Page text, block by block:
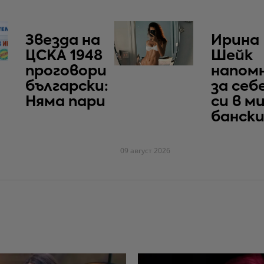
Звезда на
ЦСКА 1948
проговори
български:
Няма пари
Ирина
Шейк
за
си в
09 август 2026